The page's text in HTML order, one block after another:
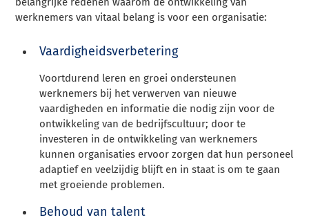
werknemers van vitaal belang is voor een organisatie:
Vaardigheidsverbetering
Voortdurend leren en groei ondersteunen
werknemers bij het verwerven van nieuwe
vaardigheden en informatie die nodig zijn voor de
ontwikkeling van de bedrijfscultuur; door te
investeren in de ontwikkeling van werknemers
kunnen organisaties ervoor zorgen dat hun personeel
adaptief en veelzijdig blijft en in staat is om te gaan
met groeiende problemen.
Behoud van talent